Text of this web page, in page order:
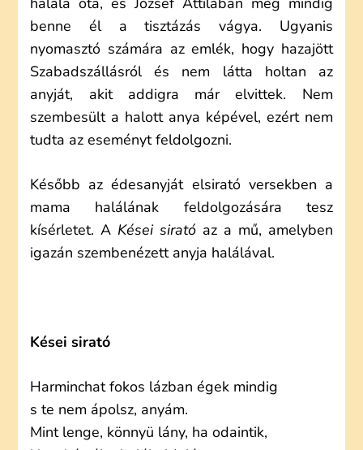
benne él a tisztázás vágya. Ugyanis
nyomasztó számára az emlék, hogy hazajött
Szabadszállásról és nem látta holtan az
anyját, akit addigra már elvittek. Nem
szembesült a halott anya képével, ezért nem
tudta az eseményt feldolgozni.
Később az édesanyját elsirató versekben a
mama halálának feldolgozására tesz
kísérletet. A Kései sirató az a mű, amelyben
igazán szembenézett anyja halálával.
Kései sirató
Harminchat fokos lázban égek mindig
s te nem ápolsz, anyám.
Mint lenge, könnyü lány, ha odaintik,